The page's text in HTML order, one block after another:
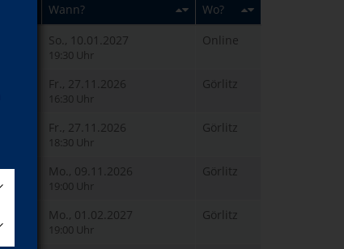
Wann?
Wo?
So., 10.01.2027
19:30 Uhr
Online
Fr., 27.11.2026
16:30 Uhr
Görlitz
Fr., 27.11.2026
18:30 Uhr
Görlitz
Mo., 09.11.2026
19:00 Uhr
Görlitz
Mo., 01.02.2027
19:00 Uhr
Görlitz